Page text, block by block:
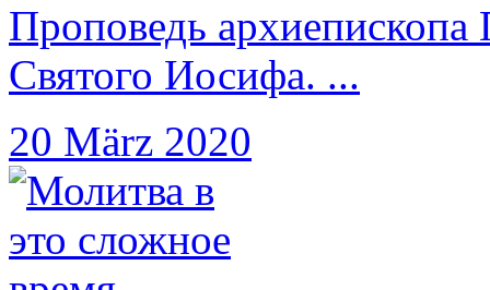
Проповедь
Святого Иосифа. ...
20 März 2020